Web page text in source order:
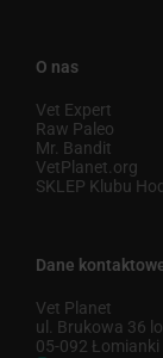
O nas
Vet Expert
Raw Paleo
Mr. Bandit
VetPlanet.org
SKLEP Klubu
Dane
Vet Planet
ul. Brukowa 36
05-092 Łomianki